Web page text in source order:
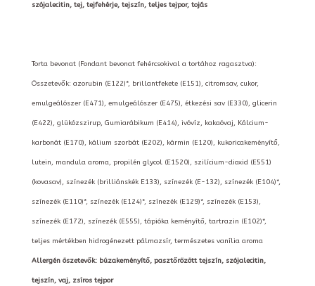
szójalecitin, tej, tejfehérje, tejszín, teljes tejpor, tojás
Torta bevonat (Fondant bevonat fehércsokival a tortához ragasztva):
Összetevők: azorubin (E122)*, brillantfekete (E151), citromsav, cukor,
emulgeálószer (E471), emulgeálószer (E475), étkezési sav (E330), glicerin
(E422), glükózszirup, Gumiarábikum (E414), ivóvíz, kakaóvaj, Kálcium-
karbonát (E170), kálium szorbát (E202), kármin (E120), kukoricakeményítő,
lutein, mandula aroma, propilén glycol (E1520), szilícium-dioxid (E551)
(kovasav), színezék (brilliánskék E133), színezék (E-132), színezék (E104)*,
színezék (E110)*, színezék (E124)*, színezék (E129)*, színezék (E153),
színezék (E172), színezék (E555), tápióka keményítő, tartrazin (E102)*,
teljes mértékben hidrogénezett pálmazsír, természetes vanília aroma
Allergén öszetevők: búzakeményítő, pasztőrözött tejszín, szójalecitin,
tejszín, vaj, zsíros tejpor